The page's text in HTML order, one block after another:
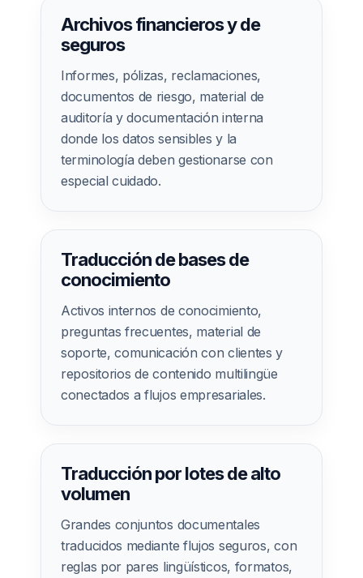
Archivos financieros y de
seguros
Informes, pólizas, reclamaciones,
documentos de riesgo, material de
auditoría y documentación interna
donde los datos sensibles y la
terminología deben gestionarse con
especial cuidado.
Traducción de bases de
conocimiento
Activos internos de conocimiento,
preguntas frecuentes, material de
soporte, comunicación con clientes y
repositorios de contenido multilingüe
conectados a flujos empresariales.
Traducción por lotes de alto
volumen
Grandes conjuntos documentales
traducidos mediante flujos seguros, con
reglas por pares lingüísticos, formatos,